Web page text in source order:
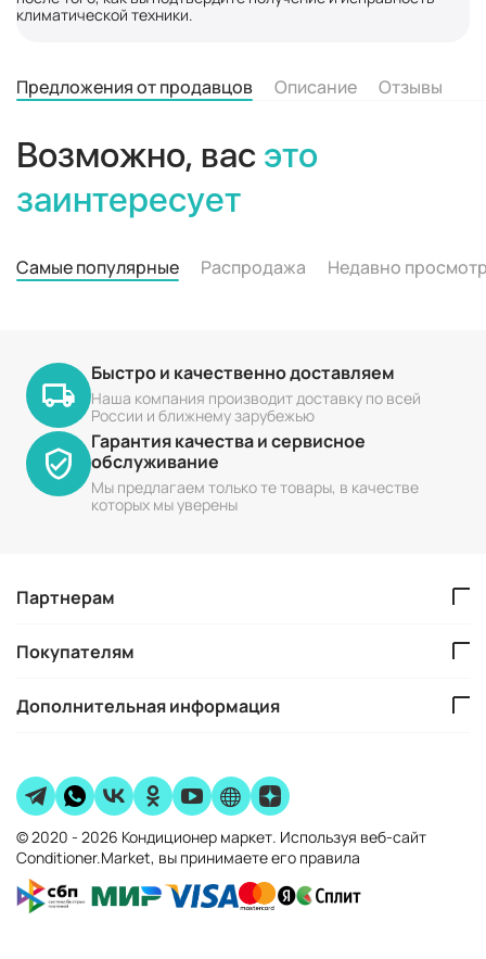
климатической техники.
Предложения от продавцов Описание Отзывы
Возможно, вас это
заинтересует
Самые популярные Распродажа Недавно
Быстро и качественно доставляем
Наша компания производит доставку по всей
России и ближнему зарубежью
Гарантия качества и сервисное
обслуживание
Мы предлагаем только те товары, в качестве
которых мы уверены
Партнерам
Покупателям
Дополнительная информация
© 2020 - 2026 Кондиционер маркет. Используя веб-сайт
Conditioner.Market, вы принимаете его правила